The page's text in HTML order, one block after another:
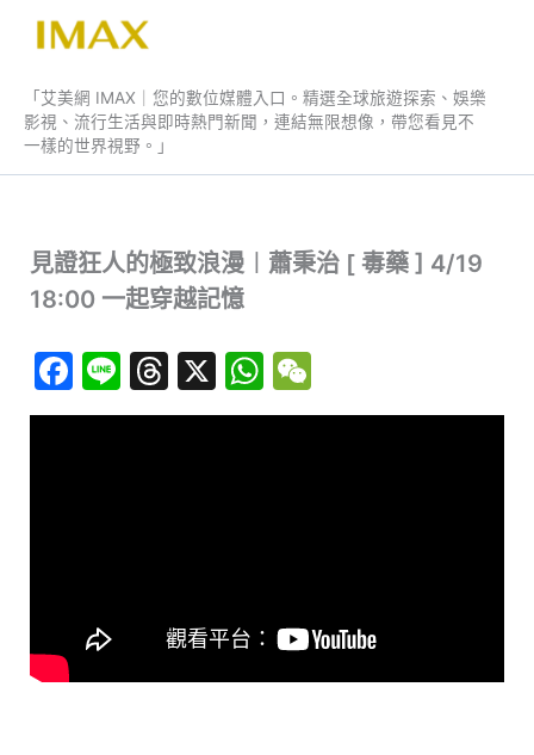
「艾美網 IMAX｜您的數位媒體入口。精選全球旅遊探索、娛樂
影視、流行生活與即時熱門新聞，連結無限想像，帶您看見不
一樣的世界視野。」
見證狂人的極致浪漫︱蕭秉治 [ 毒藥 ] 4/19
18:00 一起穿越記憶
F
a
k
Li
n
T
hr
X
W
h e